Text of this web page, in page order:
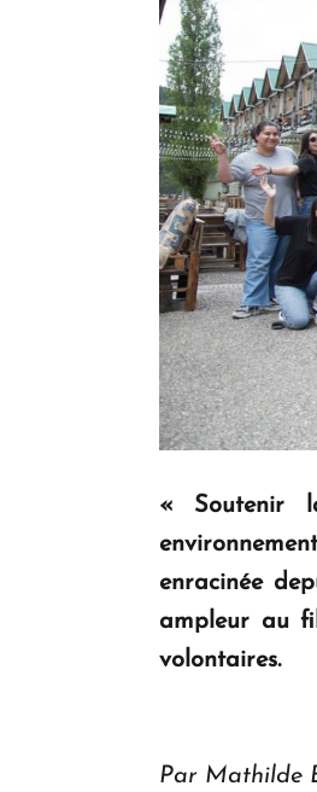
« Soutenir
enracinée
ampleur au
volontaires.
Par Mathilde